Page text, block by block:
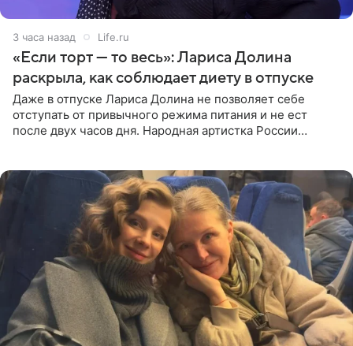
3 часа назад Life.ru
«Если торт — то весь»: Лариса Долина
раскрыла, как соблюдает диету в отпуске
Даже в отпуске Лариса Долина не позволяет себе
отступать от привычного режима питания и не ест
после двух часов дня. Народная артистка России